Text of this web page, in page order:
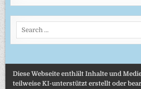
Search
Diese Webseite enthält Inhalte und
teilweise KI-unterstützt erstellt oder